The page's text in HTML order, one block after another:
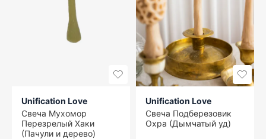
Unification Love
Свеча Мухомор
Перезрелый Хаки
(Пачули и дерево)
Unification Love
Свеча Подберезовик
Охра (Дымчатый уд)